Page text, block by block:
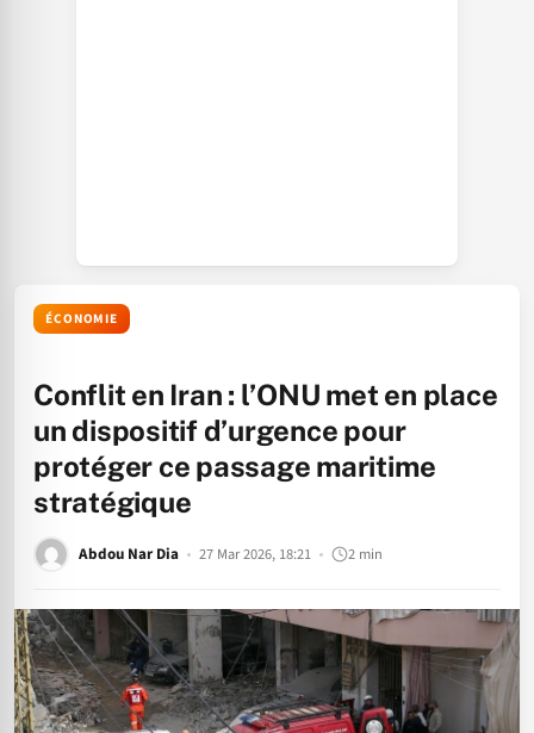
ÉCONOMIE
Conflit en Iran : l’ONU met en place
un dispositif d’urgence pour
protéger ce passage maritime
stratégique
Abdou Nar Dia 27 Mar 2026, 18:21 2 min